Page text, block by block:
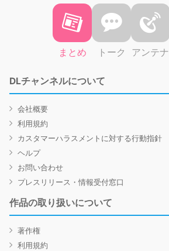
まとめ トーク アンテナ
DLチャンネルについて
会社概要
利用規約
カスタマーハラスメントに対する行動指針
ヘルプ
お問い合わせ
プレスリリース・情報受付窓口
作品の取り扱いについて
著作権
利用規約